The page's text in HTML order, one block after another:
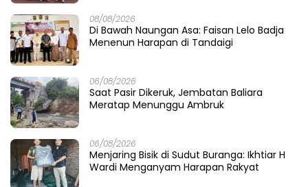
08/08/2026
Di Bawah Naungan Asa: Faisan Lelo Badja
Menenun Harapan di Tandaigi
06/08/2026
Saat Pasir Dikeruk, Jembatan Baliara
Meratap Menunggu Ambruk
06/08/2026
Menjaring Bisik di Sudut Buranga: Ikhtiar H
Wardi Menganyam Harapan Rakyat